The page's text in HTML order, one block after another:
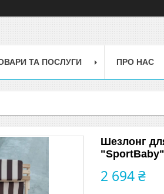
ТА ПОСЛУГИ ПРО НАС
Шезлонг
2 694 ₴